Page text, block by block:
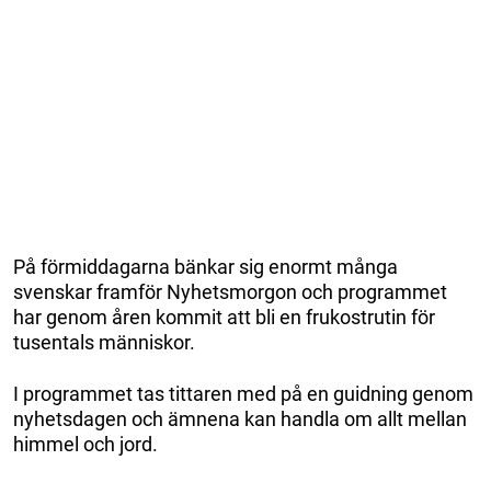
På förmiddagarna bänkar sig enormt många
svenskar framför Nyhetsmorgon och programmet
har genom åren kommit att bli en frukostrutin för
tusentals människor.
I programmet tas tittaren med på en guidning genom
nyhetsdagen och ämnena kan handla om allt mellan
himmel och jord.